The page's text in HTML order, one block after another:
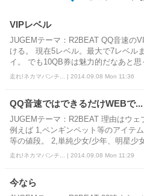
VIPレベル
JUGEMテーマ：R2BEAT QQ音速の
ける。 現在5レベル。最大で7レベル
イ。 でも10QB券は魅力的だなあと思
走れ!ネカマバンチ... | 2014.09.08 Mon 11:36
QQ音速ではできるだけWEBで...
JUGEMテーマ：R2BEAT 理由はウェ
例えば 1,ペンギンペット等のアイテ
等の値段。 2,単純少女/少年、明星少
走れ!ネカマバンチ... | 2014.09.08 Mon 11:29
今なら